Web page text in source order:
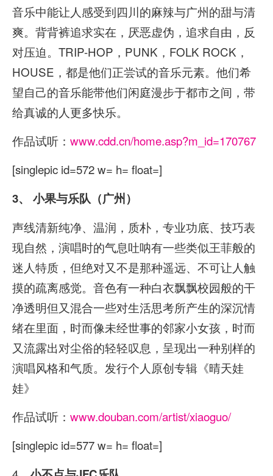
音乐中能让人感受到四川的麻辣与广州的甜与清
爽。背背裤追求实在，厌恶虚伪，追求自由，反
对压迫。TRIP-HOP，PUNK，FOLK ROCK，
HOUSE，都是他们正尝试的音乐元素。他们希
望自己的音乐能带他们闲庭漫步于都市之间，带
给真诚的人更多快乐。
作品试听： www.cdd.cn/home.asp?m_id=170767
[singlepic id=572 w= h= float=]
3、 小果与乐队（广州）
声线清新纯净、温润，质朴，专业功底、技巧表
现自然，演唱时的气息吐呐有一些类似王菲般的
迷人特质，但绝对又不是那种遥远、不可让人触
摸的疏离感觉。音色有一种白衣飘飘校园般的干
净透明但又混合一些对生活思考所产生的深沉情
绪在里面，时而像未经世事的邻家小女孩，时而
又流露出对尘俗的轻轻叹息，呈现出一种别样的
演唱风格和气质。发行个人原创专辑《晴天娃
娃》
作品试听： www.douban.com/artist/xiaoguo/
[singlepic id=577 w= h= float=]